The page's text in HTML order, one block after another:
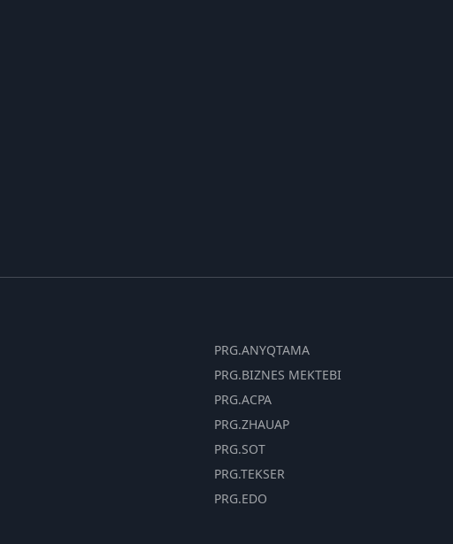
PRG.ANYQTAMA
PRG.BIZNES MEKTEBI
PRG.ACPA
PRG.ZHAUAP
PRG.SOT
PRG.TEKSER
PRG.EDO